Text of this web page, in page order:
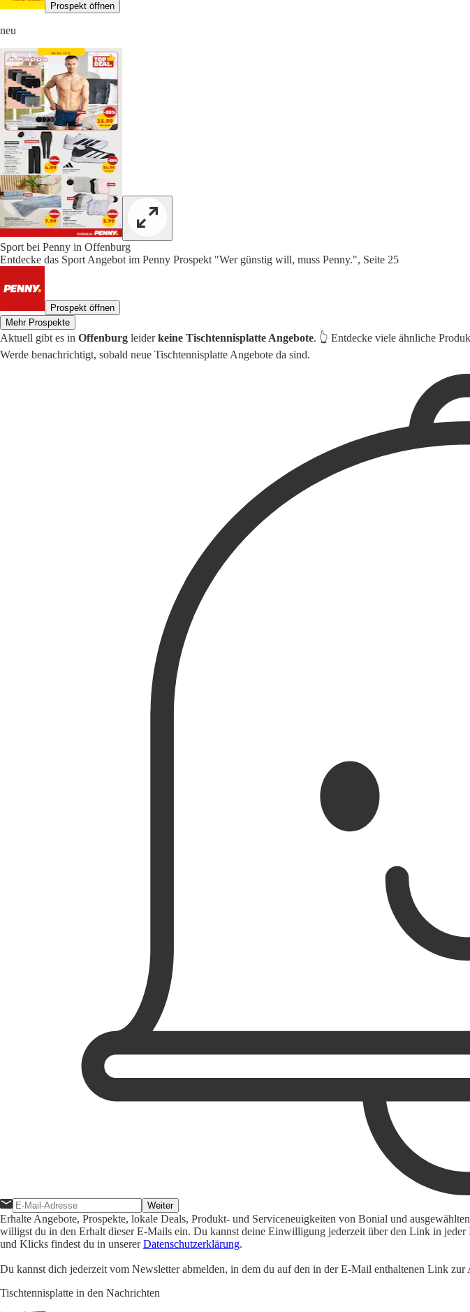
Prospekt öffnen
neu
Sport bei Penny in Offenburg
Entdecke das Sport Angebot im Penny Prospekt "Wer günstig will, muss Penny.", Seite 25
Prospekt öffnen
Mehr Prospekte
Aktuell gibt es in Offenburg leiderkeine Tischtennisplatte Angebote. 👆 Entdecke viele ähnliche
Werde benachrichtigt, sobald neue Tischtennisplatte Angebote da sind.
Weiter
Erhalte Angebote, Prospekte, lokale Deals, Produkt- und Serviceneuigkeiten von Bonial und
willigst du in den Erhalt dieser E-Mails ein. Du kannst deine Einwilligung jederzeit über den Link in
und Klicks findest du in unsererDatenschutzerklärung.
Du kannst dich jederzeit vom Newsletter abmelden, in dem du auf den in der E-Mail enthaltenen Link zur
Tischtennisplatte in den Nachrichten